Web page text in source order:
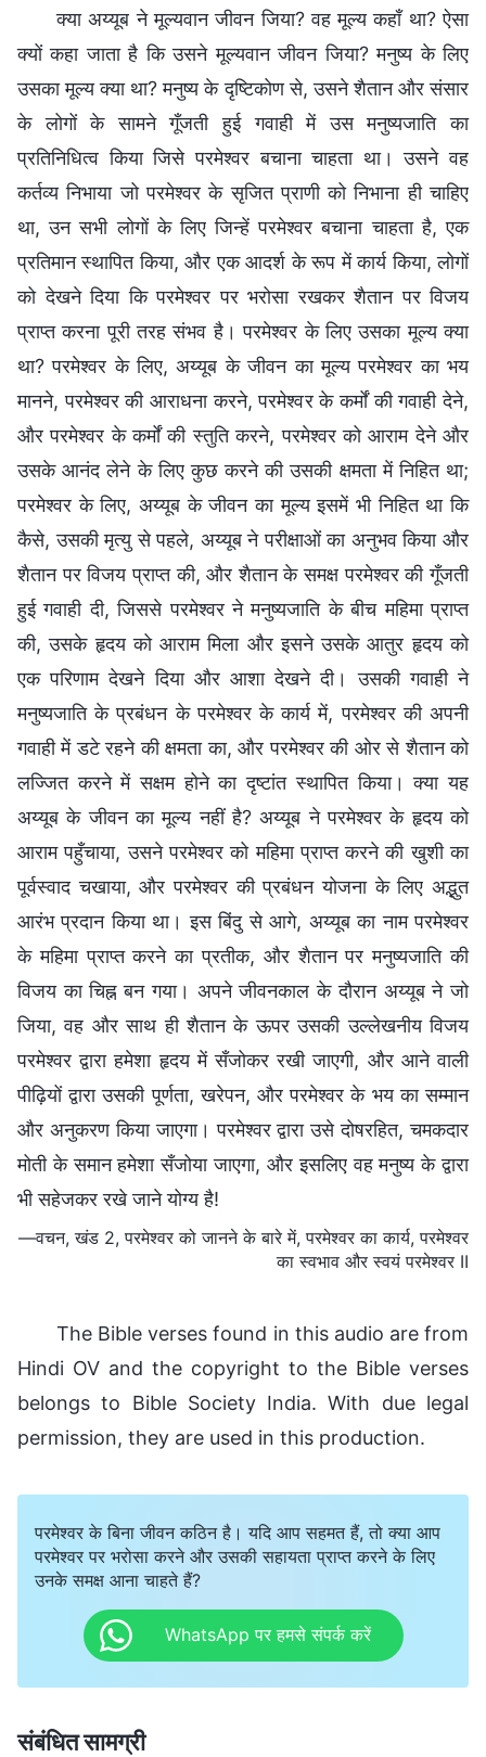
क्या अय्यूब ने मूल्यवान जीवन जिया? वह मूल्य कहाँ था? ऐसा
क्यों कहा जाता है कि उसने मूल्यवान जीवन जिया? मनुष्य के लिए
उसका मूल्य क्या था? मनुष्य के दृष्टिकोण से, उसने शैतान और संसार
के लोगों के सामने गूँजती हुई गवाही में उस मनुष्यजाति का
प्रतिनिधित्व किया जिसे परमेश्वर बचाना चाहता था। उसने वह
कर्तव्य निभाया जो परमेश्वर के सृजित प्राणी को निभाना ही चाहिए
था, उन सभी लोगों के लिए जिन्हें परमेश्वर बचाना चाहता है, एक
प्रतिमान स्थापित किया, और एक आदर्श के रूप में कार्य किया, लोगों
को देखने दिया कि परमेश्वर पर भरोसा रखकर शैतान पर विजय
प्राप्त करना पूरी तरह संभव है। परमेश्वर के लिए उसका मूल्य क्या
था? परमेश्वर के लिए, अय्यूब के जीवन का मूल्य परमेश्वर का भय
मानने, परमेश्वर की आराधना करने, परमेश्वर के कर्मों की गवाही देने,
और परमेश्वर के कर्मों की स्तुति करने, परमेश्वर को आराम देने और
उसके आनंद लेने के लिए कुछ करने की उसकी क्षमता में निहित था;
परमेश्वर के लिए, अय्यूब के जीवन का मूल्य इसमें भी निहित था कि
कैसे, उसकी मृत्यु से पहले, अय्यूब ने परीक्षाओं का अनुभव किया और
शैतान पर विजय प्राप्त की, और शैतान के समक्ष परमेश्वर की गूँजती
हुई गवाही दी, जिससे परमेश्वर ने मनुष्यजाति के बीच महिमा प्राप्त
की, उसके हृदय को आराम मिला और इसने उसके आतुर हृदय को
एक परिणाम देखने दिया और आशा देखने दी। उसकी गवाही ने
मनुष्यजाति के प्रबंधन के परमेश्वर के कार्य में, परमेश्वर की अपनी
गवाही में डटे रहने की क्षमता का, और परमेश्वर की ओर से शैतान को
लज्जित करने में सक्षम होने का दृष्टांत स्थापित किया। क्या यह
अय्यूब के जीवन का मूल्य नहीं है? अय्यूब ने परमेश्वर के हृदय को
आराम पहुँचाया, उसने परमेश्वर को महिमा प्राप्त करने की खुशी का
पूर्वस्वाद चखाया, और परमेश्वर की प्रबंधन योजना के लिए अद्भुत
आरंभ प्रदान किया था। इस बिंदु से आगे, अय्यूब का नाम परमेश्वर
के महिमा प्राप्त करने का प्रतीक, और शैतान पर मनुष्यजाति की
विजय का चिह्न बन गया। अपने जीवनकाल के दौरान अय्यूब ने जो
जिया, वह और साथ ही शैतान के ऊपर उसकी उल्लेखनीय विजय
परमेश्वर द्वारा हमेशा हृदय में सँजोकर रखी जाएगी, और आने वाली
पीढ़ियों द्वारा उसकी पूर्णता, खरेपन, और परमेश्वर के भय का सम्मान
और अनुकरण किया जाएगा। परमेश्वर द्वारा उसे दोषरहित, चमकदार
मोती के समान हमेशा सँजोया जाएगा, और इसलिए वह मनुष्य के द्वारा
भी सहेजकर रखे जाने योग्य है!
—वचन, खंड 2, परमेश्वर को जानने के बारे में, परमेश्वर का कार्य, परमेश्वर
का स्वभाव और स्वयं परमेश्वर II
The Bible verses found in this audio are from
Hindi OV and the copyright to the Bible verses
belongs to Bible Society India. With due legal
permission, they are used in this production.
परमेश्वर के बिना जीवन कठिन है। यदि आप सहमत हैं, तो क्या आप
परमेश्वर पर भरोसा करने और उसकी सहायता प्राप्त करने के लिए
उनके समक्ष आना चाहते हैं?
WhatsApp पर हमसे संपर्क करें
संबंधित सामग्री